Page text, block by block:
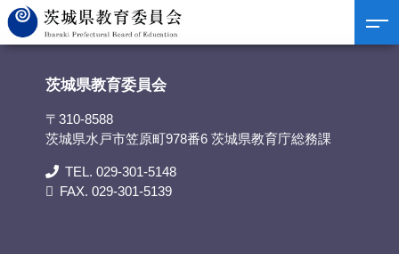
茨城県教育委員会>リンク集>野口雨情記念館 北茨城市歴史民俗資料館
茨城県教育委員会
〒310-8588
茨城県水戸市笠原町978番6 茨城県教育庁総務課
TEL. 029-301-5148
FAX. 029-301-5139